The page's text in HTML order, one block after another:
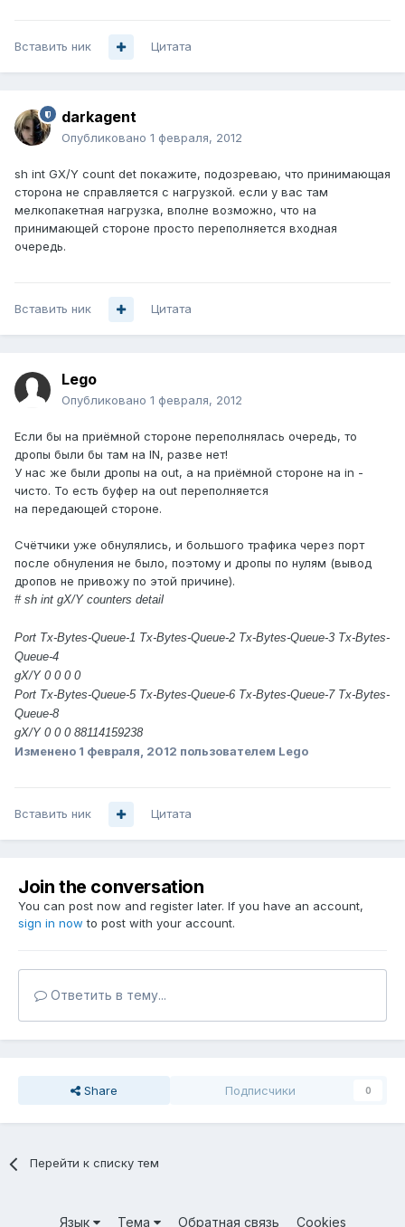
Вставить ник Цитата
darkagent
Опубликовано 1 февраля, 2012
sh int GX/Y count det покажите, подозреваю, что принимающая
сторона не справляется с нагрузкой. если у вас там
мелкопакетная нагрузка, вполне возможно, что на
принимающей стороне просто переполняется входная
очередь.
Вставить ник Цитата
Lego
Опубликовано 1 февраля, 2012
Если бы на приёмной стороне переполнялась очередь, то
дропы были бы там на IN, разве нет!
У нас же были дропы на out, а на приёмной стороне на in -
чисто. То есть буфер на out переполняется
на передающей стороне.
Счётчики уже обнулялись, и большого трафика через порт
после обнуления не было, поэтому и дропы по нулям (вывод
дропов не привожу по этой причине).
# sh int gX/Y counters detail
Port Tx-Bytes-Queue-1 Tx-Bytes-Queue-2 Tx-Bytes-Queue-3 Tx-Bytes-
Queue-4
gX/Y 0 0 0 0
Port Tx-Bytes-Queue-5 Tx-Bytes-Queue-6 Tx-Bytes-Queue-7 Tx-Bytes-
Queue-8
gX/Y 0 0 0 88114159238
Изменено 1 февраля, 2012 пользователем Lego
Вставить ник Цитата
Join the conversation
You can post now and register later. If you have an account,
sign in now to post with your account.
Ответить в тему...
Share Подписчики 0
Перейти к списку тем
Язык Тема Обратная связь Cookies